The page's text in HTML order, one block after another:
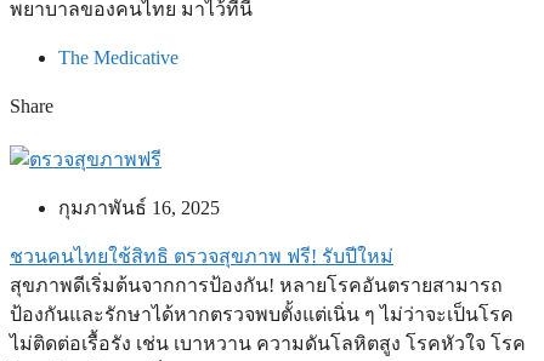
พยาบาลของคนไทย มาไว้ที่นี่
The Medicative
Share
กุมภาพันธ์ 16, 2025
ชวนคนไทยใช้สิทธิ ตรวจสุขภาพ ฟรี! รับปีใหม่
สุขภาพดีเริ่มต้นจากการป้องกัน! หลายโรคอันตรายสามารถ
ป้องกันและรักษาได้หากตรวจพบตั้งแต่เนิ่น ๆ ไม่ว่าจะเป็นโรค
ไม่ติดต่อเรื้อรัง เช่น เบาหวาน ความดันโลหิตสูง โรคหัวใจ โรค